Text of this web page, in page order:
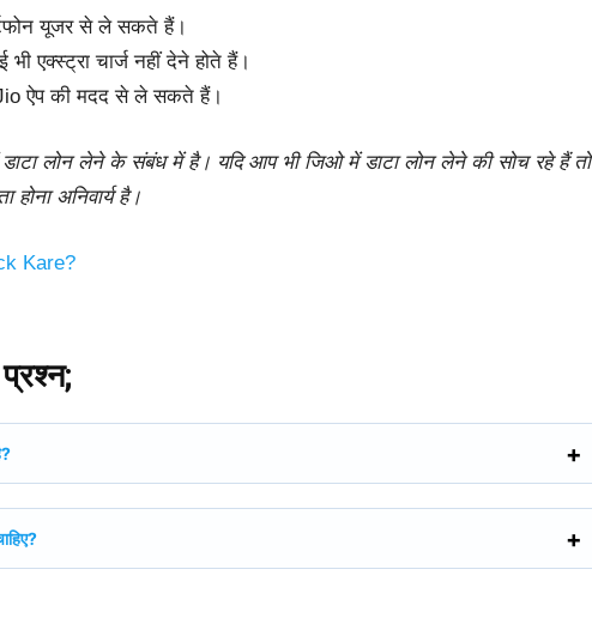
यूजर से ले सकते हैं।
एक्स्ट्रा चार्ज नहीं देने होते हैं।
ऐप की मदद से ले सकते हैं।
लोन लेने के संबंध में है। यदि आप भी जिओ में डाटा लोन लेने की सोच रहे हैं तो
अनिवार्य है।
Kare?